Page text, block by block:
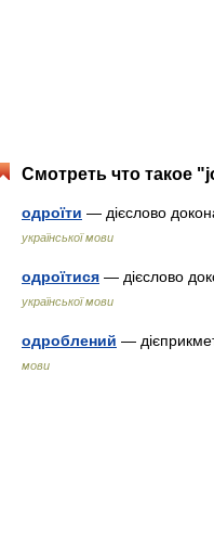
Смотреть что такое
одроїти — дієслово
української мови
одроїтися — дієслово
української мови
одроблений —
мови